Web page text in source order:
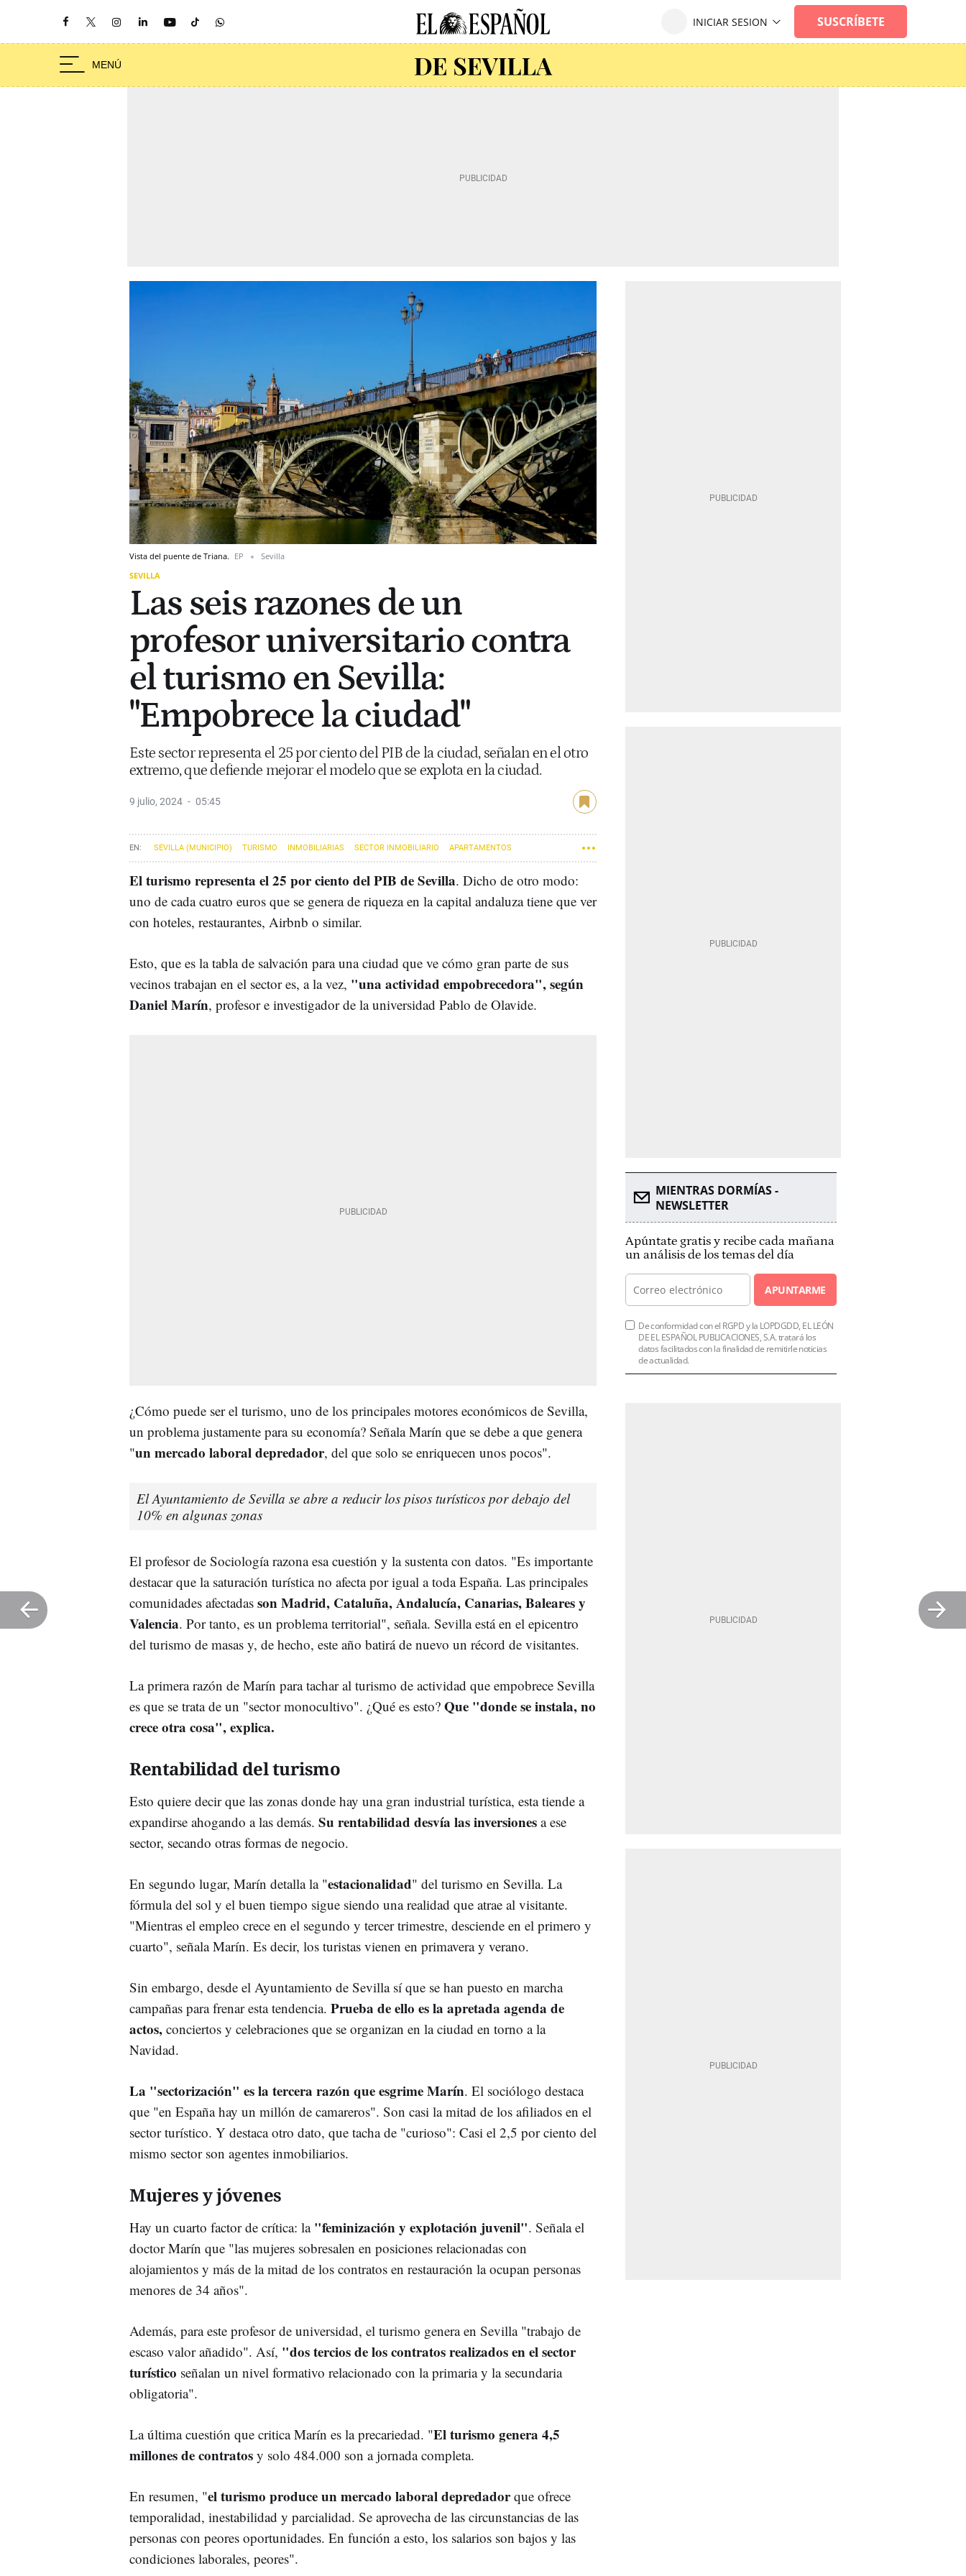
Vista del puente de Triana. EP
Sevilla
SEVILLA
Las seis razones de un
profesor universitario contra
el turismo en Sevilla:
"Empobrece la ciudad"
Este sector representa el 25 por ciento del PIB de la ciudad, señalan en el otro
extremo, que defiende mejorar el modelo que se explota en la ciudad.
9 julio, 2024 05:45
SEVILLA (MUNICIPIO) TURISMO INMOBILIARIAS SECTOR INMOBILIARIO APARTAMENTOS
El turismo representa el 25 por ciento del PIB de Sevilla. Dicho de otro modo:
uno de cada cuatro euros que se genera de riqueza en la capital andaluza tiene que ver
con hoteles, restaurantes, Airbnb o similar.
Esto, que es la tabla de salvación para una ciudad que ve cómo gran parte de sus
vecinos trabajan en el sector es, a la vez, "una actividad empobrecedora", según
Daniel Marín, profesor e investigador de la universidad Pablo de Olavide.
¿Cómo puede ser el turismo, uno de los principales motores económicos de Sevilla,
un problema justamente para su economía? Señala Marín que se debe a que genera
"un mercado laboral depredador, del que solo se enriquecen unos pocos".
El Ayuntamiento de Sevilla se abre a reducir los pisos turísticos por debajo del
10% en algunas zonas
El profesor de Sociología razona esa cuestión y la sustenta con datos. "Es importante
destacar que la saturación turística no afecta por igual a toda España. Las principales
comunidades afectadas son Madrid, Cataluña, Andalucía, Canarias, Baleares y
Valencia. Por tanto, es un problema territorial", señala. Sevilla está en el epicentro
del turismo de masas y, de hecho, este año batirá de nuevo un récord de visitantes.
La primera razón de Marín para tachar al turismo de actividad que empobrece Sevilla
es que se trata de un "sector monocultivo". ¿Qué es esto? Que "donde se instala, no
crece otra cosa", explica.
Rentabilidad del turismo
Esto quiere decir que las zonas donde hay una gran industrial turística, esta tiende a
expandirse ahogando a las demás. Su rentabilidad desvía las inversiones a ese
sector, secando otras formas de negocio.
En segundo lugar, Marín detalla la "estacionalidad" del turismo en Sevilla. La
fórmula del sol y el buen tiempo sigue siendo una realidad que atrae al visitante.
"Mientras el empleo crece en el segundo y tercer trimestre, desciende en el primero y
cuarto", señala Marín. Es decir, los turistas vienen en primavera y verano.
Sin embargo, desde el Ayuntamiento de Sevilla sí que se han puesto en marcha
campañas para frenar esta tendencia. Prueba de ello es la apretada agenda de
actos, conciertos y celebraciones que se organizan en la ciudad en torno a la
Navidad.
La "sectorización" es la tercera razón que esgrime Marín. El sociólogo destaca
que "en España hay un millón de camareros". Son casi la mitad de los afiliados en el
sector turístico. Y destaca otro dato, que tacha de "curioso": Casi el 2,5 por ciento del
mismo sector son agentes inmobiliarios.
Mujeres y jóvenes
Hay un cuarto factor de crítica: la "feminización y explotación juvenil". Señala el
doctor Marín que "las mujeres sobresalen en posiciones relacionadas con
alojamientos y más de la mitad de los contratos en restauración la ocupan personas
menores de 34 años".
Además, para este profesor de universidad, el turismo genera en Sevilla "trabajo de
escaso valor añadido". Así, "dos tercios de los contratos realizados en el sector
turístico señalan un nivel formativo relacionado con la primaria y la secundaria
obligatoria".
La última cuestión que critica Marín es la precariedad. "El turismo genera 4,5
millones de contratos y solo 484.000 son a jornada completa.
En resumen, "el turismo produce un mercado laboral depredadorque ofrece
temporalidad, inestabilidad y parcialidad. Se aprovecha de las circunstancias de las
personas con peores oportunidades. En función a esto, los salarios son bajos y las
condiciones laborales, peores".
MIENTRAS DORMÍAS -
NEWSLETTER
Apúntate gratis y recibe cada mañana
un análisis de los temas del día
APUNTARME
De conformidad con el RGPD y la LOPDGDD, EL LEÓN
DE EL ESPAÑOL PUBLICACIONES, S.A. tratará los
datos facilitados con la finalidad de remitirle noticias
de actualidad.